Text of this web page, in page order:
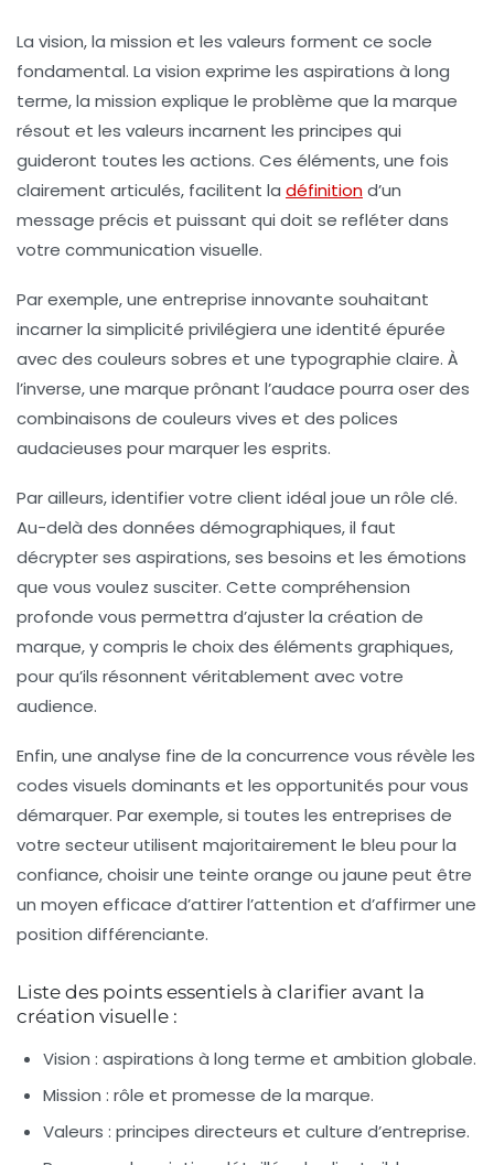
La vision, la mission et les valeurs forment ce socle
fondamental. La vision exprime les aspirations à long
terme, la mission explique le problème que la marque
résout et les valeurs incarnent les principes qui
guideront toutes les actions. Ces éléments, une fois
clairement articulés, facilitent la définitiond’un
message précis et puissant qui doit se refléter dans
votre communication visuelle.
Par exemple, une entreprise innovante souhaitant
incarner la simplicité privilégiera une identité épurée
avec des couleurs sobres et une typographie claire. À
l’inverse, une marque prônant l’audace pourra oser des
combinaisons de couleurs vives et des polices
audacieuses pour marquer les esprits.
Par ailleurs, identifier votre client idéal joue un rôle clé.
Au-delà des données démographiques, il faut
décrypter ses aspirations, ses besoins et les émotions
que vous voulez susciter. Cette compréhension
profonde vous permettra d’ajuster la création de
marque, y compris le choix des éléments graphiques,
pour qu’ils résonnent véritablement avec votre
audience.
Enfin, une analyse fine de la concurrence vous révèle les
codes visuels dominants et les opportunités pour vous
démarquer. Par exemple, si toutes les entreprises de
votre secteur utilisent majoritairement le bleu pour la
confiance, choisir une teinte orange ou jaune peut être
un moyen efficace d’attirer l’attention et d’affirmer une
position différenciante.
Liste des points essentiels à clarifier avant la
création visuelle :
Vision : aspirations à long terme et ambition globale.
Mission : rôle et promesse de la marque.
Valeurs : principes directeurs et culture d’entreprise.